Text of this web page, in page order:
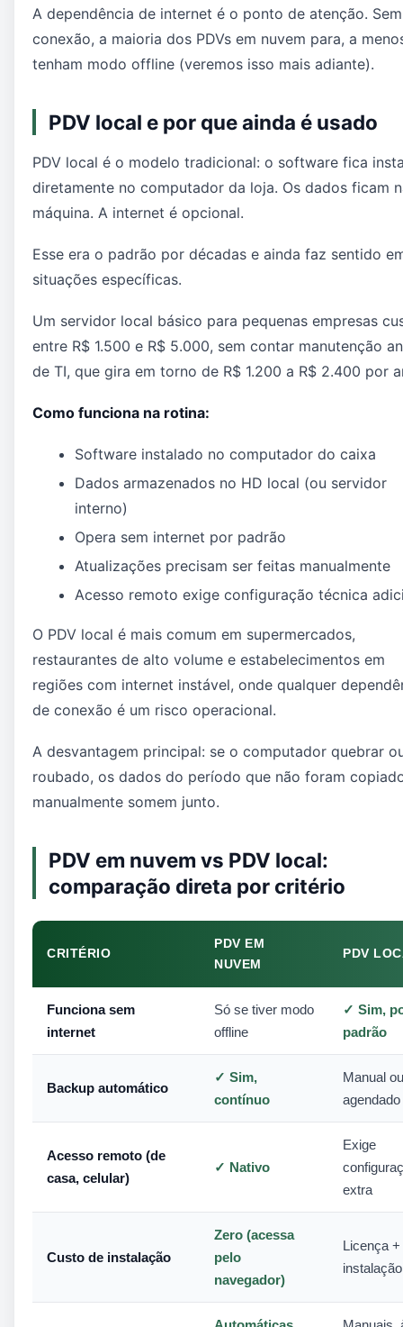
A dependência de internet é o ponto de atenção. Sem
conexão, a maioria dos PDVs em nuvem para, a
tenham modo offline (veremos isso mais adiante).
PDV local e por que ainda é usado
PDV local é o modelo tradicional: o software fica
diretamente no computador da loja. Os dados ficam
máquina. A internet é opcional.
Esse era o padrão por décadas e ainda faz sentido
situações específicas.
Um servidor local básico para pequenas empresas
entre R$ 1.500 e R$ 5.000, sem contar manutenção
de TI, que gira em torno de R$ 1.200 a R$ 2.400 por
Como funciona na rotina:
Software instalado no computador do caixa
Dados armazenados no HD local (ou servidor
interno)
Opera sem internet por padrão
Atualizações precisam ser feitas manualmente
Acesso remoto exige configuração técnica
O PDV local é mais comum em supermercados,
restaurantes de alto volume e estabelecimentos em
regiões com internet instável, onde qualquer
de conexão é um risco operacional.
A desvantagem principal: se o computador quebrar
roubado, os dados do período que não foram
manualmente somem junto.
PDV em nuvem vs PDV local:
comparação direta por critério
CRITÉRIO
PDV EM
NUVEM
PDV
Funciona sem
internet
Só se tiver modo
offline
✓ Sim,
padrão
Backup automático
✓ Sim,
contínuo
Manual ou
agendado
Acesso remoto (de
casa, celular)
✓ Nativo
Exige
extra
Custo de instalação
Zero (acessa
pelo
navegador)
Licença +
instalação